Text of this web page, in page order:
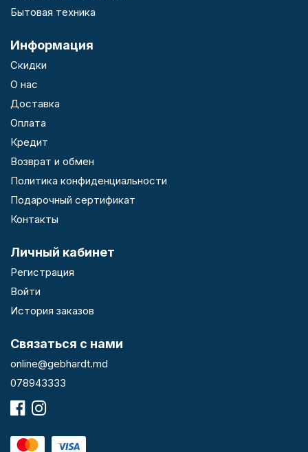
Бытовая техника
Информация
Скидки
О нас
Доставка
Оплата
Кредит
Возврат и обмен
Политика конфиденциальности
Подарочный сертификат
Контакты
Личный кабинет
Регистрация
Войти
История заказов
Связаться с нами
online@gebhardt.md
078943333